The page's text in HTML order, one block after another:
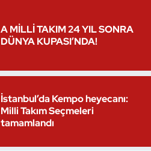
A MİLLİ TAKIM 24 YIL SONRA
DÜNYA KUPASI’NDA!
İstanbul’da Kempo heyecanı:
Milli Takım Seçmeleri
tamamlandı